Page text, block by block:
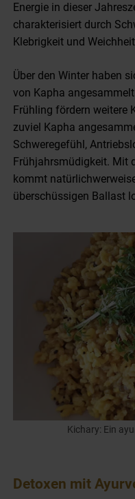
Energie in dieser
charakterisiert durch
Klebrigkeit und
Über den Winter haben
von Kapha
Frühling fördern weitere
zuviel Kapha
Schweregefühl,
Frühjahrsmüdigkeit. Mit
kommt
überschüssigen Ballast
Kichary: Ein
Detoxen mit